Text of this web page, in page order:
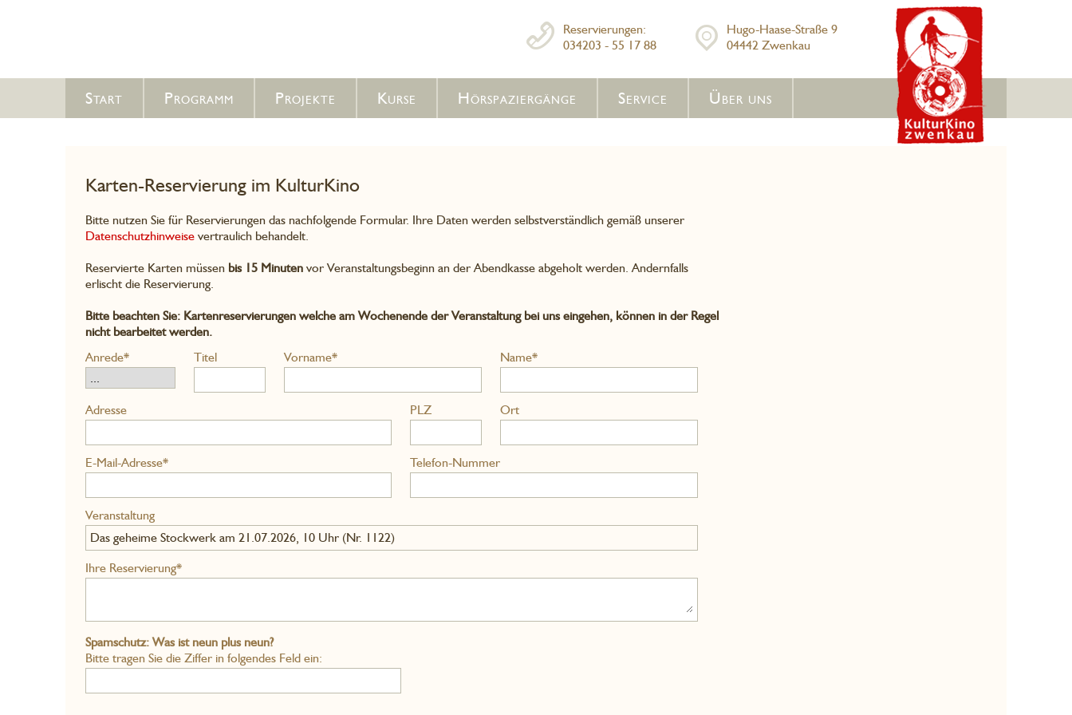
Hugo-Haase-Straße 9
04442 Zwenkau
Reservierungen:
034203 - 55 17 88
Start Programm Projekte Kurse Hörspaziergänge Service Über uns
Karten-Reservierung im KulturKino
Bitte nutzen Sie für Reservierungen das nachfolgende Formular. Ihre Daten werden selbstverständlich gemäß unserer
Datenschutzhinweise vertraulich behandelt.
Reservierte Karten müssen bis 15 Minuten vor Veranstaltungsbeginn an der Abendkasse abgeholt werden. Andernfalls
erlischt die Reservierung.
Bitte beachten Sie: Kartenreservierungen welche am Wochenende der Veranstaltung bei uns eingehen, können in der Regel
nicht bearbeitet werden.
Anrede*
Titel Vorname* Name*
Adresse PLZ Ort
E-Mail-Adresse* Telefon-Nummer
Veranstaltung
Das geheime Stockwerk am 21.07.2026, 10 Uhr (Nr. 1122)
Ihre Reservierung*
Spamschutz: Was ist neun plus neun?
Bitte tragen Sie die Ziffer in folgendes Feld ein: